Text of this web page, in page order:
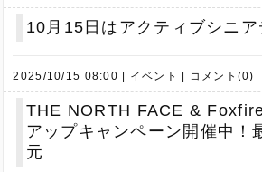
10月15日はアクティブシニア
2025/10/15 08:00 イベント コメント(0)
THE NORTH FACE &
アップキャンペーン開催中！
元